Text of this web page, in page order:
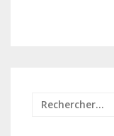
Rechercher :